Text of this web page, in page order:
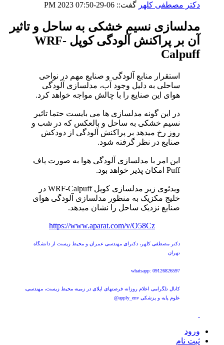
دکتر مصطفی کلهر گفت:: 06-29-2023
07:50 PM
مدلسازی نسیم خشکی به ساحل و تاثیر
آن بر پراکنش آلودگی کوپل WRF-
Calpuff
استقرار منابع آلودگی و صنایع مهم در نواحی
ساحلی به دلیل وجود آب، مدلسازی آلودگی
هوای این صنایع را با چالش مواجه خواهد کرد.
در این گونه مدلسازی ها می بایست حتما تاثیر
نسیم خشکی به ساحل و بالعکس که در شب و
روز رخ میدهد بر پراکنش آلودگی از دودکش
صنایع در نظر گرفته شود.
این امر با مدلسازی آلودگی هوا به صورت پاف
Puff امکان پذیر خواهد بود.
ویدئوی زیر مدلسازی کوپل WRF-Calpuff در
خلیج مکزیک به منظور مدلسازی آلودگی هوای
صنایع نزدیک ساحل را نشان میدهد.
https://www.aparat.com/v/O58Cz
دکتر مصطفی کلهر، دکترای مهندسی عمران و محیط زیست از دانشگاه
تهران
whatsapp: 09126826597
کانال تلگرامی اعلام روزانه فرصتهای اپلای در زمینه محیط زیست، مهندسی،
علوم پایه و پزشکی apply_env@
ورود
ثبت نام